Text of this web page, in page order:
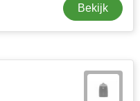
Bekijk